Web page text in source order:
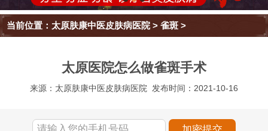
当前位置： 太原肤康中医皮肤病医院>雀斑 >
太原医院怎么做雀斑手术
来源：太原肤康中医皮肤病医院 发布时间：2021-10-16